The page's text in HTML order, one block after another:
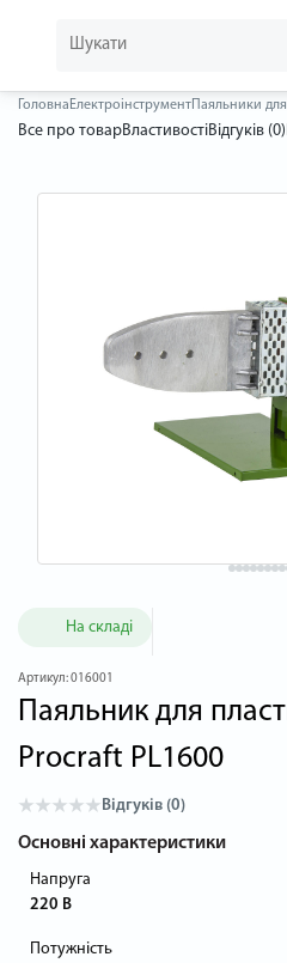
Головна Електроінструмент Паяльники
Все про товарВластивостіВідгуків (0)
На складі
Артикул:016001
Паяльник для
Procraft PL1600
Відгуків (0)
Основні характеристики
Напруга
220 В
Потужність